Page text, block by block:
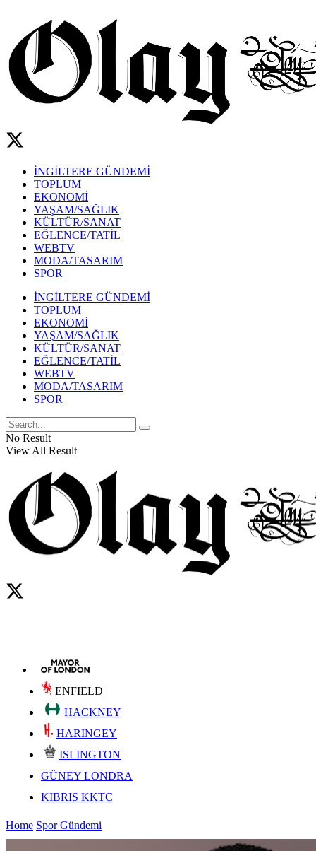
İNGİLTERE GÜNDEMİ
TOPLUM
EKONOMİ
YAŞAM/SAĞLIK
KÜLTÜR/SANAT
EĞLENCE/TATİL
WEBTV
MODA/TASARIM
SPOR
İNGİLTERE GÜNDEMİ
TOPLUM
EKONOMİ
YAŞAM/SAĞLIK
KÜLTÜR/SANAT
EĞLENCE/TATİL
WEBTV
MODA/TASARIM
SPOR
No Result
View All Result
ENFIELD
HACKNEY
HARINGEY
ISLINGTON
GÜNEY LONDRA
KIBRIS KKTC
Home Spor Gündemi